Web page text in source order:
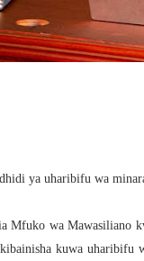
ya uharibifu wa
Mfuko wa Mawasiliano
kuwa uharibifu